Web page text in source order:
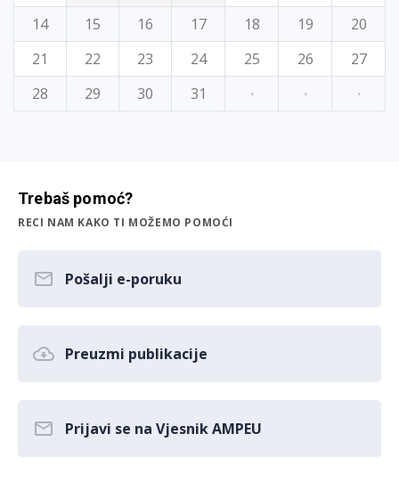
14
15 16 17 18 19
20
21
22 23 24 25 26
27
28
29 30 31 · · ·
Trebaš pomoć?
RECI NAM KAKO TI MOŽEMO POMOĆI
Pošalji e-poruku
Preuzmi publikacije
Prijavi se na Vjesnik AMPEU